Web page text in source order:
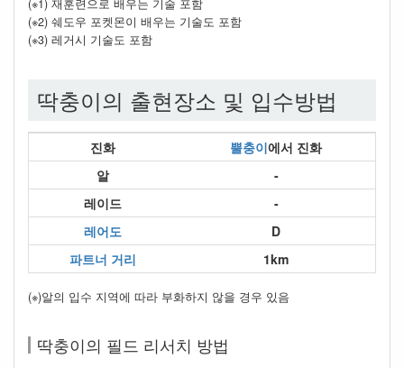
(※1) 재훈련으로 배우는 기술 포함
(※2) 쉐도우 포켓몬이 배우는 기술도 포함
(※3) 레거시 기술도 포함
딱충이의 출현장소 및 입수방법
진화 뿔충이에서 진화
알
-
레이드
-
레어도
D
파트너 거리
1km
(※)알의 입수 지역에 따라 부화하지 않을 경우 있음
딱충이의 필드 리서치 방법